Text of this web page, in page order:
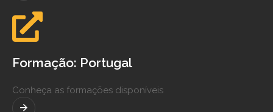
Formação: Portugal
Conheça as formações disponíveis